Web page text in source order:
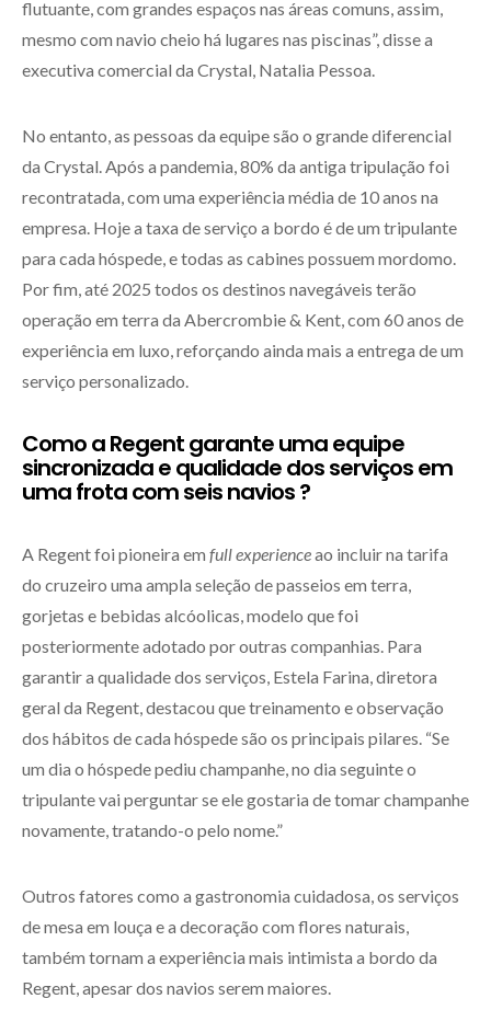
flutuante, com grandes espaços nas áreas comuns, assim,
mesmo com navio cheio há lugares nas piscinas”, disse a
executiva comercial da Crystal, Natalia Pessoa.
No entanto, as pessoas da equipe são o grande diferencial
da Crystal. Após a pandemia, 80% da antiga tripulação foi
recontratada, com uma experiência média de 10 anos na
empresa. Hoje a taxa de serviço a bordo é de um tripulante
para cada hóspede, e todas as cabines possuem mordomo.
Por fim, até 2025 todos os destinos navegáveis terão
operação em terra da Abercrombie & Kent, com 60 anos de
experiência em luxo, reforçando ainda mais a entrega de um
serviço personalizado.
Como a Regent garante uma equipe
sincronizada e qualidade dos serviços em
uma frota com seis navios ?
A Regent foi pioneira em full experienceao incluir na tarifa
do cruzeiro uma ampla seleção de passeios em terra,
gorjetas e bebidas alcóolicas, modelo que foi
posteriormente adotado por outras companhias. Para
garantir a qualidade dos serviços, Estela Farina, diretora
geral da Regent, destacou que treinamento e observação
dos hábitos de cada hóspede são os principais pilares. “Se
um dia o hóspede pediu champanhe, no dia seguinte o
tripulante vai perguntar se ele gostaria de tomar champanhe
novamente, tratando-o pelo nome.”
Outros fatores como a gastronomia cuidadosa, os serviços
de mesa em louça e a decoração com flores naturais,
também tornam a experiência mais intimista a bordo da
Regent, apesar dos navios serem maiores.